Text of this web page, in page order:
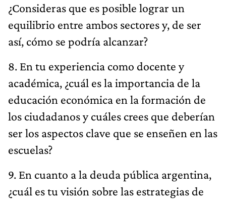
¿Consideras que es posible lograr un
equilibrio entre ambos sectores y, de ser
así, cómo se podría alcanzar?
8. En tu experiencia como docente y
académica, ¿cuál es la importancia de la
educación económica en la formación de
los ciudadanos y cuáles crees que deberían
ser los aspectos clave que se enseñen en las
escuelas?
9. En cuanto a la deuda pública argentina,
¿cuál es tu visión sobre las estrategias de